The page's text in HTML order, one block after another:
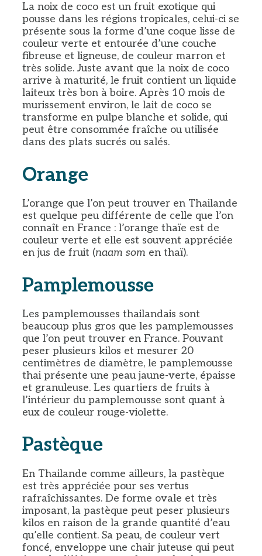
La noix de coco est un fruit exotique qui
pousse dans les régions tropicales, celui-ci se
présente sous la forme d’une coque lisse de
couleur verte et entourée d’une couche
fibreuse et ligneuse, de couleur marron et
très solide. Juste avant que la noix de coco
arrive à maturité, le fruit contient un liquide
laiteux très bon à boire. Après 10 mois de
murissement environ, le lait de coco se
transforme en pulpe blanche et solide, qui
peut être consommée fraîche ou utilisée
dans des plats sucrés ou salés.
Orange
L’orange que l’on peut trouver en Thailande
est quelque peu différente de celle que l’on
connaît en France : l’orange thaïe est de
couleur verte et elle est souvent appréciée
en jus de fruit (naam som en thaï).
Pamplemousse
Les pamplemousses thailandais sont
beaucoup plus gros que les pamplemousses
que l’on peut trouver en France. Pouvant
peser plusieurs kilos et mesurer 20
centimètres de diamètre, le pamplemousse
thai présente une peau jaune-verte, épaisse
et granuleuse. Les quartiers de fruits à
l’intérieur du pamplemousse sont quant à
eux de couleur rouge-violette.
Pastèque
En Thailande comme ailleurs, la pastèque
est très appréciée pour ses vertus
rafraîchissantes. De forme ovale et très
imposant, la pastèque peut peser plusieurs
kilos en raison de la grande quantité d’eau
qu’elle contient. Sa peau, de couleur vert
foncé, enveloppe une chair juteuse qui peut